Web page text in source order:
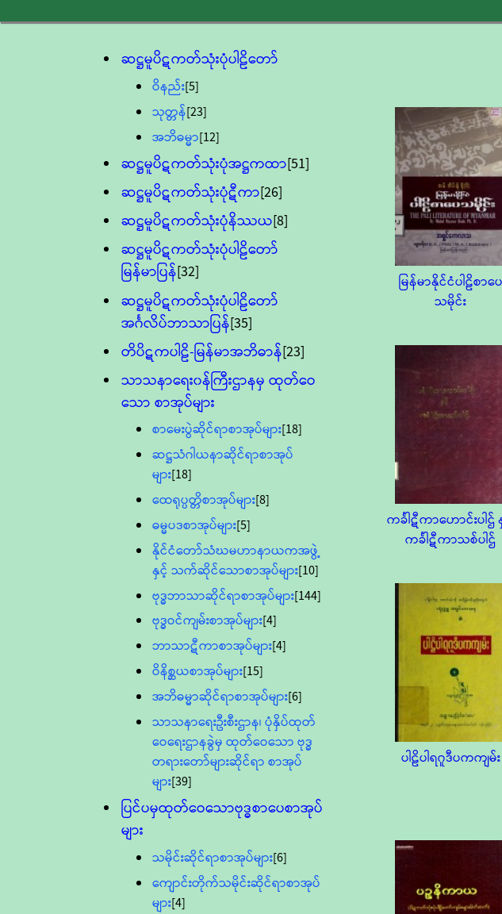
ဆဋ္ဌမူပိဋကတ်သုံးပုံပါဠိတော်
ဝိနည်း[5]
သုတ္တန်[23]
အဘိဓမ္မာ[12]
ဆဋ္ဌမူပိဋကတ်သုံးပုံအဋ္ဌကထာ[51]
ဆဋ္ဌမူပိဋကတ်သုံးပုံဋီကာ[26]
ဆဋ္ဌမူပိဋကတ်သုံးပုံနိဿယ[8]
ဆဋ္ဌမူပိဋကတ်သုံးပုံပါဠိတော်
မြန်မာပြန်[32]
ဆဋ္ဌမူပိဋကတ်သုံးပုံပါဠိတော်
အင်္ဂလိပ်ဘာသာပြန်[35]
တိပိဋကပါဠိ-မြန်မာအဘိဓာန်[23]
သာသနာရေး၀န်ကြီးဌာနမှ ထုတ်ဝေ
သော စာအုပ်များ
စာမေးပွဲဆိုင်ရာစာအုပ်များ[18]
ဆဋ္ဌသံဂါယနာဆိုင်ရာစာအုပ်
များ[18]
ထေရုပ္ပတ္တိစာအုပ်များ[8]
ဓမ္မပဒစာအုပ်များ[5]
နိုင်ငံတော်သံဃမဟာနာယကအဖွဲ့
နှင့် သက်ဆိုင်သောစာအုပ်များ[10]
ဗုဒ္ဓဘာသာဆိုင်ရာစာအုပ်များ[144]
ဗုဒ္ဓဝင်ကျမ်းစာအုပ်များ[4]
ဘာသာဋီကာစာအုပ်များ[4]
ဝိနိစ္ဆယစာအုပ်များ[15]
အဘိဓမ္မာဆိုင်ရာစာအုပ်များ[6]
သာသနာရေးဦးစီးဌာန၊ ပုံနှိပ်ထုတ်
ဝေရေးဌာနခွဲမှ ထုတ်ဝေသော ဗုဒ္ဓ
တရားတော်များဆိုင်ရာ စာအုပ်
များ[39]
ပြင်ပမှထုတ်ဝေသောဗုဒ္ဓစာပေစာအုပ်
များ
သမိုင်းဆိုင်ရာစာအုပ်များ[6]
ကျောင်းတိုက်သမိုင်းဆိုင်ရာစာအုပ်
များ[4]
မြန်မာနိုင်ငံပါဠိစာပေ
သမိုင်း
ကင်္ခါဋီကာဟောင်းပါဌ်
ကင်္ခါဋီကာသစ်ပါဌ်
ပါဠိပါရဂူဒီပကကျမ်း